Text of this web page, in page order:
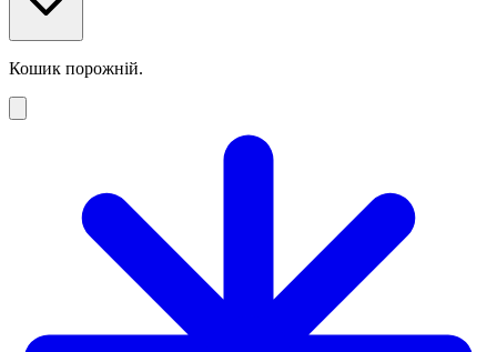
Кошик порожній.